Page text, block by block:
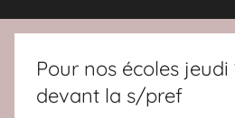
solidaire,
démocratique
France
Pour nos écoles jeudi
devant la s/pref